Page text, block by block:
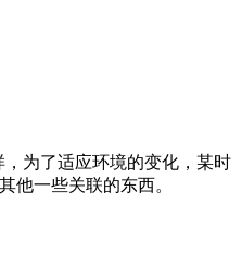
，为了适应环境的变化，某时
他一些关联的东西。